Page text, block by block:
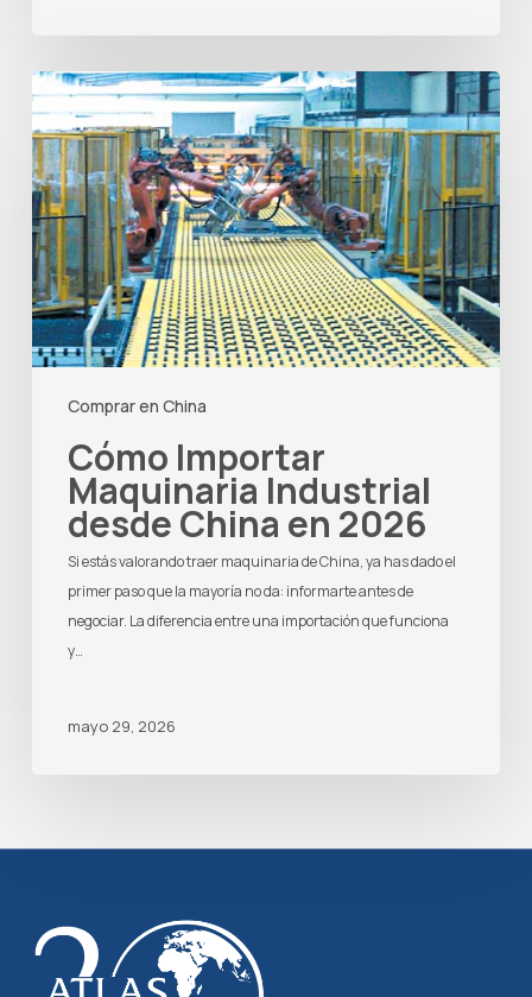
Comprar en China
Cómo
Importar
Maquinaria
Industrial
desde
China
en
2026
Cómo Importar
Maquinaria Industrial
desde China en 2026
Si estás valorando traer maquinaria de China, ya has dado el
primer paso que la mayoría no da: informarte antes de
negociar. La diferencia entre una importación que funciona
y…
mayo 29, 2026